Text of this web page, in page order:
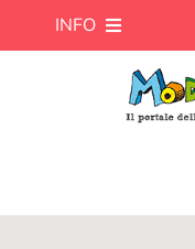
INFO
Chi siamo